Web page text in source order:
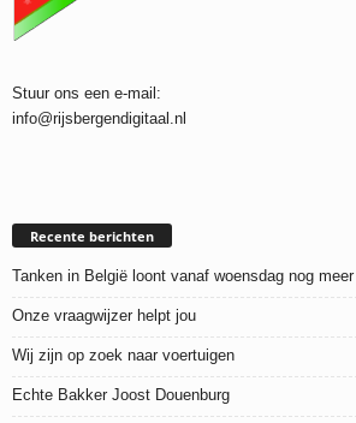
Stuur ons een e-mail:
info@rijsbergendigitaal.nl
Recente berichten
Tanken in België loont vanaf woensdag nog meer
Onze vraagwijzer helpt jou
Wij zijn op zoek naar voertuigen
Echte Bakker Joost Douenburg